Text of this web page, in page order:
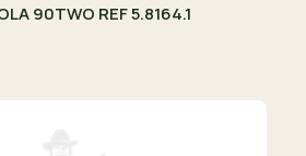
90TWO REF 5.8164.1